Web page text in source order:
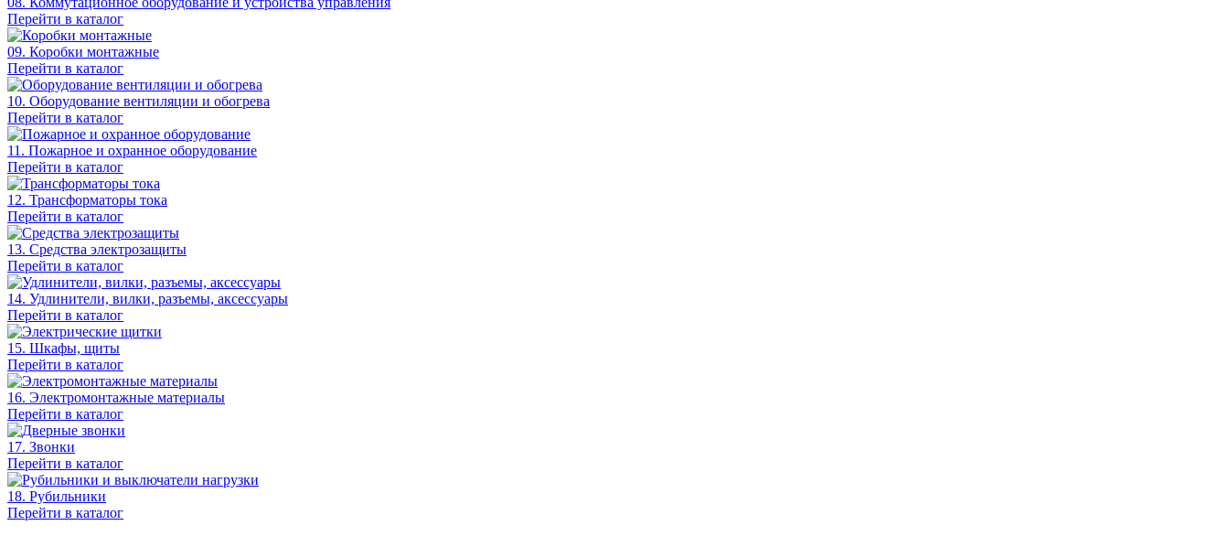
Перейти в каталог
09. Коробки монтажные
Перейти в каталог
10. Оборудование вентиляции и обогрева
Перейти в каталог
11. Пожарное и охранное оборудование
Перейти в каталог
12. Трансформаторы тока
Перейти в каталог
13. Средства электрозащиты
Перейти в каталог
14. Удлинители, вилки, разъемы, аксессуары
Перейти в каталог
15. Шкафы, щиты
Перейти в каталог
16. Электромонтажные материалы
Перейти в каталог
17. Звонки
Перейти в каталог
18. Рубильники
Перейти в каталог